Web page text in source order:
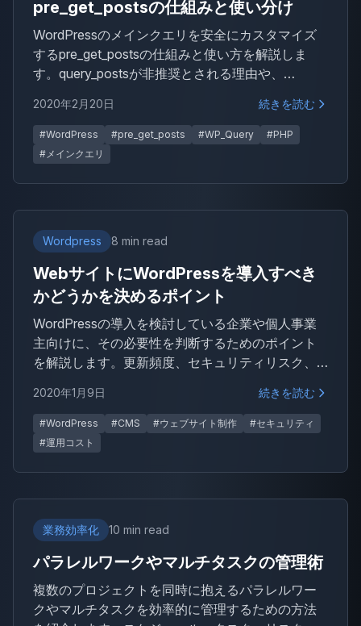
pre_get_postsの仕組みと使い分け
WordPressのメインクエリを安全にカスタマイズ
するpre_get_postsの仕組みと使い方を解説しま
す。query_postsが非推奨とされる理由や、
さえておきたいクエリの基本を整理します。
2020年2月20日 続きを読む
#WordPress #pre_get_posts #WP_Query
#PHP
#メインクエリ
Wordpress 8 min read
WebサイトにWordPressを導入すべき
かどうかを決めるポイント
WordPressの導入を検討している企業や個人事業
主向けに、その必要性を判断するためのポイント
を解説します。更新頻度、セキュリティリスク、
肢もあわせて紹介します。
2020年1月9日 続きを読む
#WordPress #CMS #ウェブサイト制作
#セキュリティ
#運用コスト
業務効率化 10 min read
パラレルワークやマルチタスクの管理術
複数のプロジェクトを同時に抱えるパラレルワー
クやマルチタスクを効率的に管理するための方法